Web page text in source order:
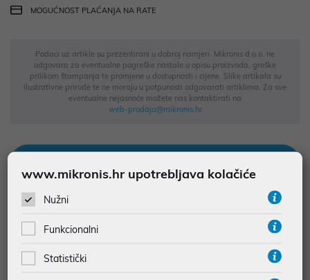
MOGUĆNOST PLAĆANJA NA RATE
Podaci uz artikle su prezentirani u dobroj namjeri. Mikronis d.o.o. ne
odgovara za eventualne pogreške nastale u opisu proizvoda, greške
prilikom štampanja te promjene u dostupnosti i cijene. Slike artikala su
ilustrativne prirode te ne moraju u potpunosti odgovarati artiklima. Za sve
eventualne nejasnoće možete nas kontaktirati na
web-prodaja@mikronis.hr
Feature Product Description The Lenovo Essential Wired Combo
Keyboard & Mouse keeps things simple. This durable keyboard
and mouse plugs into any USB port with wired reliability you can
count on. The tough waterproof membrane can handle
accidental spills without risking performance. Enjoy feel-good
www.mikronis.hr upotrebljava kolačiće
Nužni
Funkcionalni
Statistički